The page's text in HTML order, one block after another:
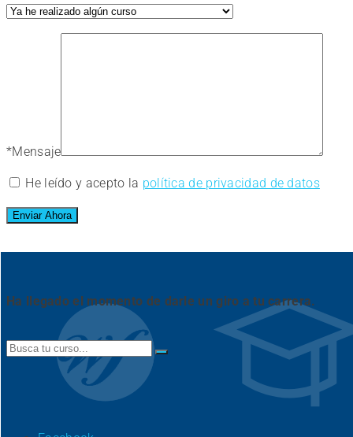
*Mensaje
He leído y acepto la política de privacidad de datos
Ha llegado el momento de darle un giro a tu carrera.
Search